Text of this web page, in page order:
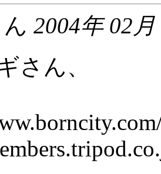
2004年 02
さん、